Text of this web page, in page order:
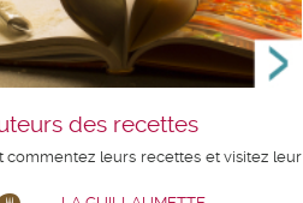
des recettes
commentez leurs recettes et visitez leur